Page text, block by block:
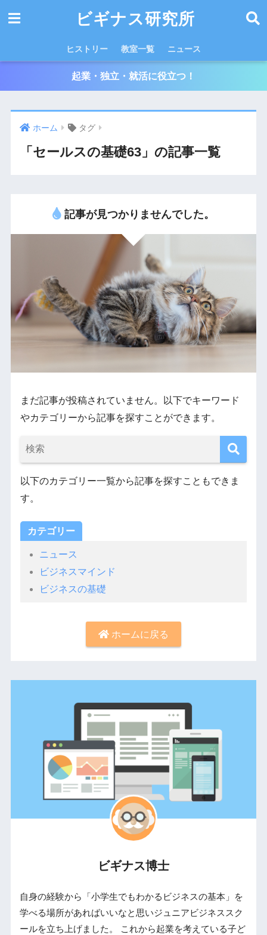
ビギナス研究所
ヒストリー 教室一覧 ニュース
起業・独立・就活に役立つ！
ホーム タグ
「セールスの基礎63」の記事一覧
記事が見つかりませんでした。
まだ記事が投稿されていません。以下でキーワード
やカテゴリーから記事を探すことができます。
以下のカテゴリー一覧から記事を探すこともできま
す。
カテゴリー
ニュース
ビジネスマインド
ビジネスの基礎
ホームに戻る
ビギナス博士
自身の経験から「小学生でもわかるビジネスの基本」を
学べる場所があればいいなと思いジュニアビジネススク
ールを立ち上げました。 これから起業を考えている子ど